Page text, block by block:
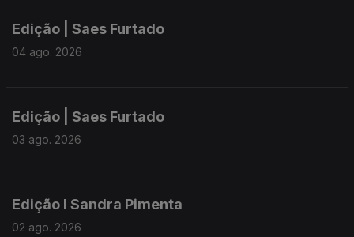
Edição | Saes Furtado
04 ago. 2026
Edição | Saes Furtado
03 ago. 2026
Edição I Sandra Pimenta
02 ago. 2026